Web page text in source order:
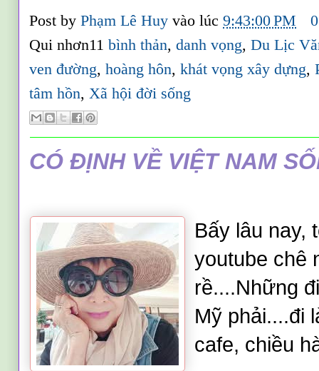
Post byPhạm Lê Huyvào lúc9:43:00 PM
Qui nhơn11bình thản,danh vọng,Du Lịc
ven đường,hoàng hôn,khát vọng xây dựng,
tâm hồn,Xã hội đời sống
CÓ ĐỊNH VỀ VIỆT NAM
Bấy lâu nay,
youtube chê
rề....Những
Mỹ phải....đi
cafe, chiều